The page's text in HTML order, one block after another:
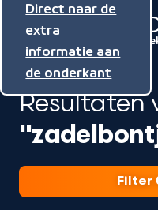
Direct naar de
inhoud
Direct naar de
hoofdnavigatie
Direct naar de
extra
informatie aan
de onderkant
Menu
Naar
de
beginpagina
van
NPO
Resultaten
Filter